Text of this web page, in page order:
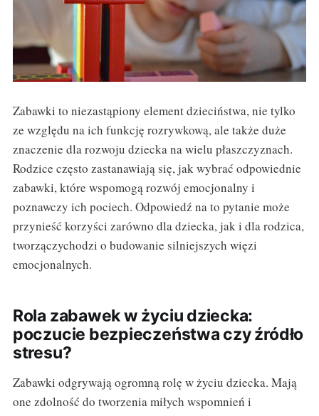
Zabawki to niezastąpiony element dzieciństwa, nie tylko
ze względu na ich funkcję rozrywkową, ale także duże
znaczenie dla rozwoju dziecka na wielu płaszczyznach.
Rodzice często zastanawiają się, jak wybrać odpowiednie
zabawki, które wspomogą rozwój emocjonalny i
poznawczy ich pociech. Odpowiedź na to pytanie może
przynieść korzyści zarówno dla dziecka, jak i dla rodzica,
tworzączychodzi o budowanie silniejszych więzi
emocjonalnych.
Rola zabawek w życiu dziecka:
poczucie bezpieczeństwa czy źródło
stresu?
Zabawki odgrywają ogromną rolę w życiu dziecka. Mają
one zdolność do tworzenia miłych wspomnień i